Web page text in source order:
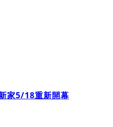
家5/18重新開幕